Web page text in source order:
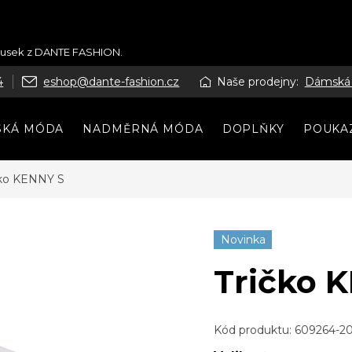
z DANTE FASHION.
eshop@dante-fashion.cz Naše prodejny:
MÓDA NADMĚRNÁ MÓDA DOPLŇKY
KENNY S
Novinka
Tričko
Kód produktu: 609264-